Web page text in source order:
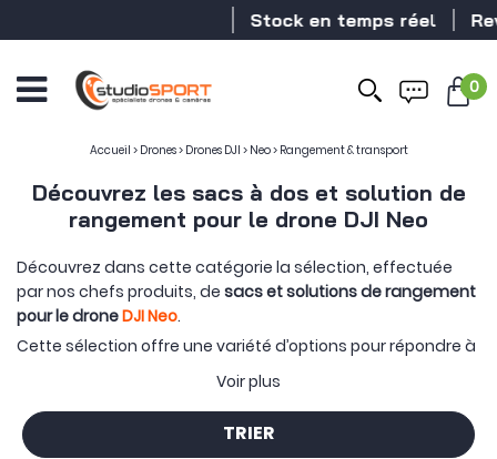
Stock en temps réel
0
Accueil > Drones> Drones DJI > Neo> Rangement & transport
Découvrez les sacs à dos et solution de
rangement pour le drone DJI Neo
Découvrez dans cette catégorie la sélection, effectuée
par nos chefs produits, de sacs et solutions de rangement
pour le droneDJI Neo.
Cette sélection offre une variété d’options pour répondre à
sacoche
encore sac adapté pour les formats cabine. Que ce soit
des solutions de rangements conçues par
d’autres
marques spécialiséestelles que PGYTECH, vous
Voir plus
TRIER